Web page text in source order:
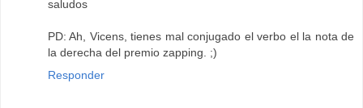
saludos
PD: Ah, Vicens, tienes mal conjugado el verbo el la nota de
la derecha del premio zapping. ;)
Responder